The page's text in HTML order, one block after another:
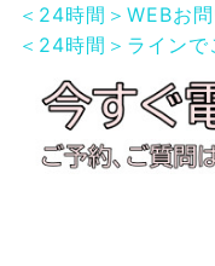
＜24時間＞WEBお
＜24時間＞ラインで